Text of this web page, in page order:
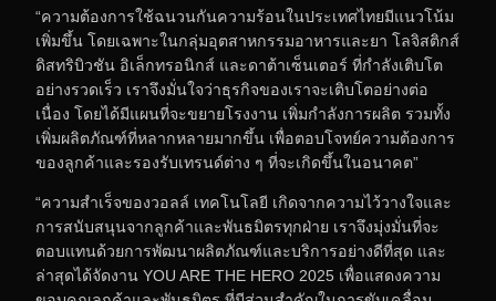
“ความต้องการใช้ฉนวนกันความร้อนในประเทศไทยมีแนวโน้ม
เพิ่มขึ้น โดยเฉพาะในกลุ่มอุตสาหกรรมอาหารและยา โลจิสติกส์
ดิสทริบิวชัน อิเล็กทรอนิกส์ และดาต้าเซ็นเตอร์ ที่กำลังเติบโต
อย่างรวดเร็ว เราจึงมั่นใจว่าธุรกิจของเราจะเติบโตอย่างต่อ
เนื่อง โดยได้มีแผนที่จะขยายโรงงาน เพิ่มกำลังการผลิต รวมทั้ง
เพิ่มผลิตภัณฑ์ที่หลากหลายมากขึ้น เพื่อตอบโจทย์ความต้องการ
ของลูกค้าและรองรับเทรนด์ต่าง ๆ ที่จะเกิดขึ้นในอนาคต”
“ความสำเร็จของวอลล์ เทคโนโลยี เกิดจากความไว้วางใจและ
การสนับสนุนจากลูกค้าและพันธมิตรทุกฝ่าย เราจึงมุ่งมั่นที่จะ
ตอบแทนด้วยการพัฒนาผลิตภัณฑ์และบริการอย่างดีที่สุด และ
ล่าสุดได้จัดงาน YOU ARE THE HERO 2025 เพื่อแสดงความ